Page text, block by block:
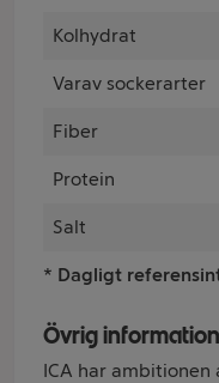
Kolhydrat
Varav sockerarter
Fiber
Protein
Salt
* Dagligt
Övrig information
ICA har